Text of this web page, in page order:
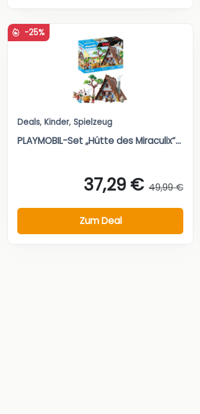
-25%
Deals, Kinder, Spielzeug
PLAYMOBIL-Set „Hütte des Miraculix“...
37,29 € 49,99 €
Zum Deal